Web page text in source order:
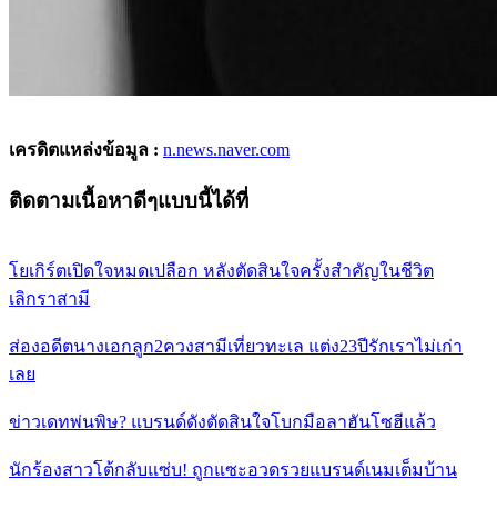
เครดิตแหล่งข้อมูล : n.news.naver.com
ติดตามเนื้อหาดีๆแบบนี้ได้ที่
โยเกิร์ตเปิดใจหมดเปลือก หลังตัดสินใจครั้งสำคัญในชีวิต
เลิกราสามี
ส่องอดีตนางเอกลูก2ควงสามีเที่ยวทะเล แต่ง23ปีรักเราไม่เก่า
เลย
ข่าวเดทพ่นพิษ? แบรนด์ดังตัดสินใจโบกมือลาฮันโซฮีแล้ว
นักร้องสาวโต้กลับแซ่บ! ถูกแซะอวดรวยแบรนด์เนมเต็มบ้าน